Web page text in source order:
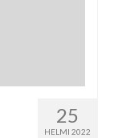
25
HELMI 2022